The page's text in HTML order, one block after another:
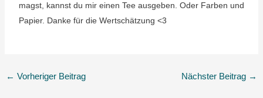
magst, kannst du mir einen Tee ausgeben. Oder Farben und
Papier. Danke für die Wertschätzung <3
← Vorheriger Beitrag Nächster Beitrag →